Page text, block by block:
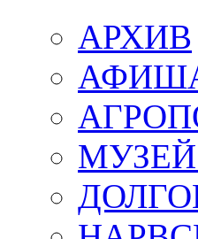
АРХИВ